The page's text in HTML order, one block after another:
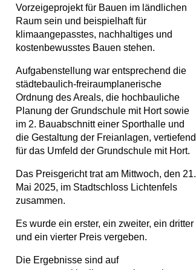
Vorzeigeprojekt für Bauen im ländlichen
Raum sein und beispielhaft für
klimaangepasstes, nachhaltiges und
kostenbewusstes Bauen stehen.
Aufgabenstellung war entsprechend die
städtebaulich-freiraumplanerische
Ordnung des Areals, die hochbauliche
Planung der Grundschule mit Hort sowie
im 2. Bauabschnitt einer Sporthalle und
die Gestaltung der Freianlagen, vertiefend
für das Umfeld der Grundschule mit Hort.
Das Preisgericht trat am Mittwoch, den 21.
Mai 2025, im Stadtschloss Lichtenfels
zusammen.
Es wurde ein erster, ein zweiter, ein dritter
und ein vierter Preis vergeben.
Die Ergebnisse sind auf